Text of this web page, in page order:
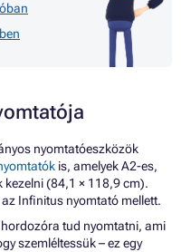
nyomtatóeszközök
is, amelyek A2-es,
kezelni (84,1 × 118,9 cm).
Infinitus nyomtató mellett.
hordozóra tud nyomtatni, ami
szemléltessük – ez egy